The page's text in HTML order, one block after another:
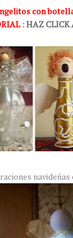
con
: HAZ CLICK
navideñas